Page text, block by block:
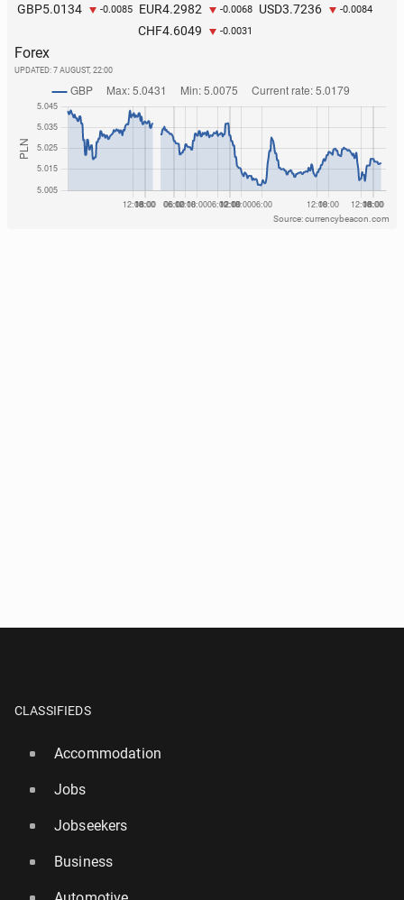
GBP5.0134 -0.0085 EUR4.2982 -0.0068 USD3.7236 -0.0084
CHF4.6049 -0.0031
Forex
UPDATED: 7 AUGUST, 22:00
Source: currencybeacon.com
CLASSIFIEDS
Accommodation
Jobs
Jobseekers
Business